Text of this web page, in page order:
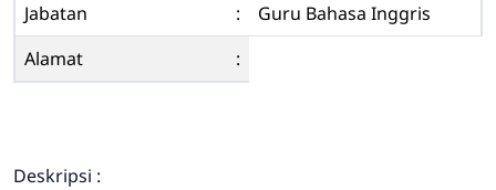
Jabatan
:
Guru Bahasa Inggris
Alamat
:
Deskripsi :